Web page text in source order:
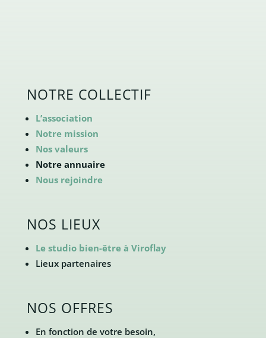
NOTRE COLLECTIF
L’association
Notre mission
Nos valeurs
Notre annuaire
Nous rejoindre
NOS LIEUX
Le studio bien-être à Viroflay
Lieux partenaires
NOS OFFRES
En fonction de votre besoin,